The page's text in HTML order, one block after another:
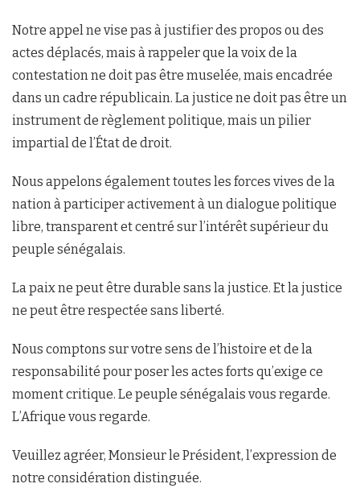
Notre appel ne vise pas à justifier des propos ou des
actes déplacés, mais à rappeler que la voix de la
contestation ne doit pas être muselée, mais encadrée
dans un cadre républicain. La justice ne doit pas être un
instrument de règlement politique, mais un pilier
impartial de l’État de droit.
Nous appelons également toutes les forces vives de la
nation à participer activement à un dialogue politique
libre, transparent et centré sur l’intérêt supérieur du
peuple sénégalais.
La paix ne peut être durable sans la justice. Et la justice
ne peut être respectée sans liberté.
Nous comptons sur votre sens de l’histoire et de la
responsabilité pour poser les actes forts qu’exige ce
moment critique. Le peuple sénégalais vous regarde.
L’Afrique vous regarde.
Veuillez agréer, Monsieur le Président, l’expression de
notre considération distinguée.